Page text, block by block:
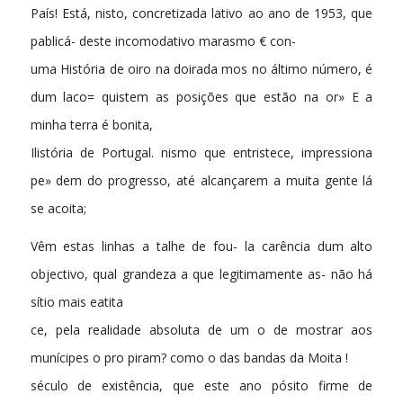
País! Está, nisto, concretizada lativo ao ano de 1953, que
pablicá- deste incomodativo marasmo € con-
uma História de oiro na doirada mos no áltimo número, é
dum laco= quistem as posições que estão na or» E a
minha terra é bonita,
Ilistória de Portugal. nismo que entristece, impressiona
pe» dem do progresso, até alcançarem a muita gente lá
se acoita;
Vêm estas linhas a talhe de fou- la carência dum alto
objectivo, qual grandeza a que legitimamente as- não há
sítio mais eatita
ce, pela realidade absoluta de um o de mostrar aos
munícipes o pro piram? como o das bandas da Moita !
século de existência, que este ano pósito firme de